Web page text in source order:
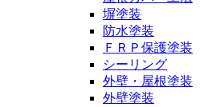
塀塗装
防水塗装
ＦＲＰ保護塗装
シーリング
外壁・屋根塗装
外壁塗装